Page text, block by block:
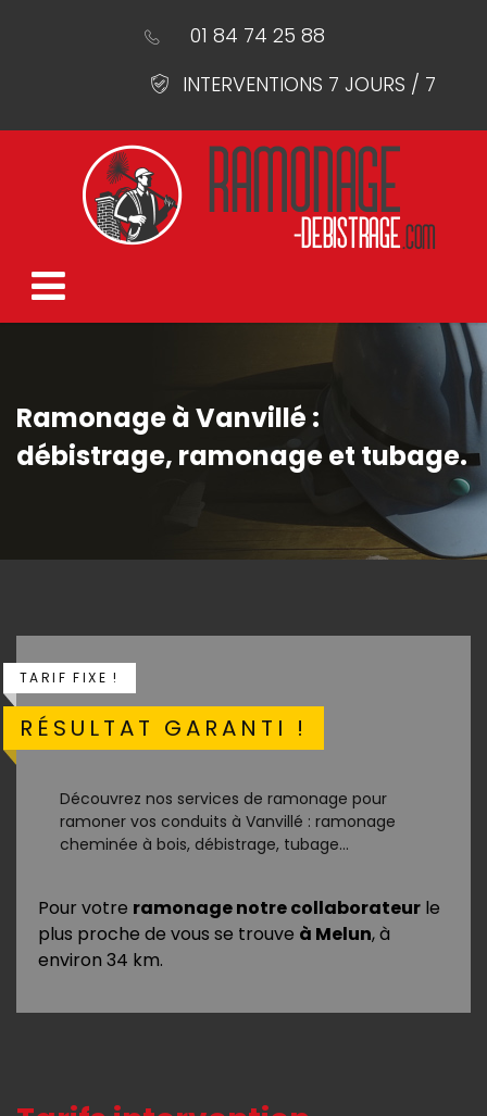
01 84 74 25 88
INTERVENTIONS 7 JOURS / 7
Ramonage à Vanvillé :
débistrage, ramonage et tubage.
TARIF FIXE !
RÉSULTAT GARANTI !
Découvrez nos services de ramonage pour
ramoner vos conduits à Vanvillé : ramonage
cheminée à bois, débistrage, tubage...
Pour votre ramonage notre collaborateur le
plus proche de vous se trouve à Melun, à
environ 34 km.